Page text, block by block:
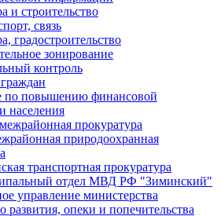
и строительство
связь
градостроительство
зонирование
контроль
по повышению финансовой
населения
прокуратура
природоохранная
транспортная прокуратура
отдел МВД РФ "Зиминский"
управление министерства
развития, опеки и попечительства